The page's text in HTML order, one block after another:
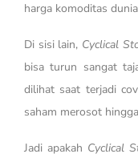
harga komoditas
Di sisi lain, Cyclical
bisa turun sangat
dilihat saat terjadi
saham merosot
Jadi apakah Cyclical